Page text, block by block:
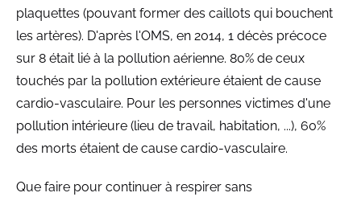
plaquettes (pouvant former des caillots qui bouchent
les artères). D'après l'OMS, en 2014, 1 décès précoce
sur 8 était lié à la pollution aérienne. 80% de ceux
touchés par la pollution extérieure étaient de cause
cardio-vasculaire. Pour les personnes victimes d'une
pollution intérieure (lieu de travail, habitation, ...), 60%
des morts étaient de cause cardio-vasculaire.
Que faire pour continuer à respirer sans